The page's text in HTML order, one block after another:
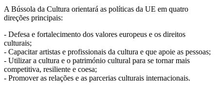
A Bússola da Cultura orientará as políticas da UE em quatro
direções principais:
- Defesa e fortalecimento dos valores europeus e os direitos
culturais;
- Capacitar artistas e profissionais da cultura e que apoie as pessoas;
- Utilizar a cultura e o património cultural para se tornar mais
competitiva, resiliente e coesa;
- Promover as relações e as parcerias culturais internacionais.